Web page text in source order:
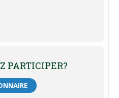
en matière de
remplir un questionnaire en
ci porte sur votre
PARTICIPER?